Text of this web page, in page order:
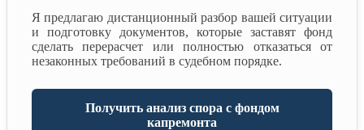
Я предлагаю дистанционный разбор вашей ситуации
и подготовку документов, которые заставят фонд
сделать перерасчет или полностью отказаться от
незаконных требований в судебном порядке.
Получить анализ спора с фондом
капремонта